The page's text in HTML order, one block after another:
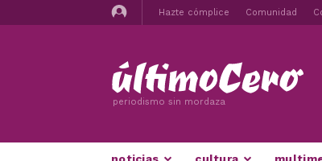
Hazte cómplice Comunidad
periodismo sin mordaza